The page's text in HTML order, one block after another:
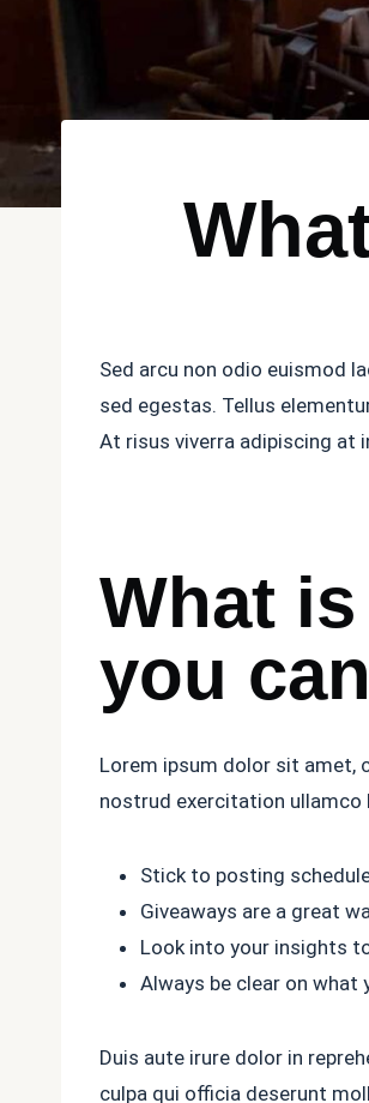
Sed arcu non odio euismod
sed egestas. Tellus
At risus viverra adipiscing at
What
you
Lorem ipsum dolor sit amet,
nostrud exercitation ullamco
Stick to posting
Giveaways are a great
Look into your insights
Always be clear on what
Duis aute irure dolor in
culpa qui officia deserunt